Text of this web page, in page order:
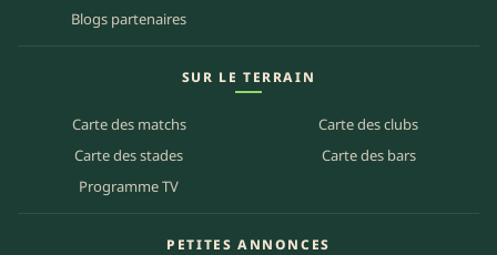
Blogs partenaires
SUR LE TERRAIN
Carte des matchs
Carte des clubs
Carte des stades
Carte des bars
Programme TV
PETITES ANNONCES